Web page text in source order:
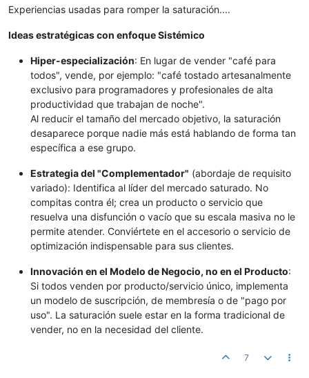
Experiencias usadas para romper la saturación....
Ideas estratégicas con enfoque Sistémico
Hiper-especialización: En lugar de vender "café para
todos", vende, por ejemplo: "café tostado artesanalmente
exclusivo para programadores y profesionales de alta
productividad que trabajan de noche".
Al reducir el tamaño del mercado objetivo, la saturación
desaparece porque nadie más está hablando de forma tan
específica a ese grupo.
Estrategia del "Complementador" (abordaje de requisito
variado): Identifica al líder del mercado saturado. No
compitas contra él; crea un producto o servicio que
resuelva una disfunción o vacío que su escala masiva no le
permite atender. Conviértete en el accesorio o servicio de
optimización indispensable para sus clientes.
Innovación en el Modelo de Negocio, no en el Producto:
Si todos venden por producto/servicio único, implementa
un modelo de suscripción, de membresía o de "pago por
uso". La saturación suele estar en la forma tradicional de
vender, no en la necesidad del cliente.
7